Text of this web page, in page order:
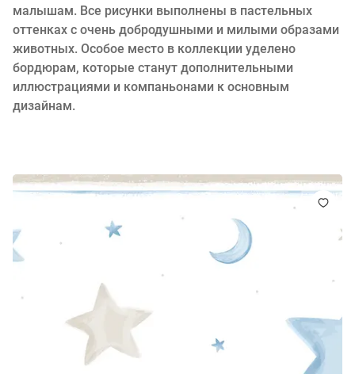
малышам. Все рисунки выполнены в пастельных
оттенках с очень добродушными и милыми образами
животных. Особое место в коллекции уделено
бордюрам, которые станут дополнительными
иллюстрациями и компаньонами к основным
дизайнам.